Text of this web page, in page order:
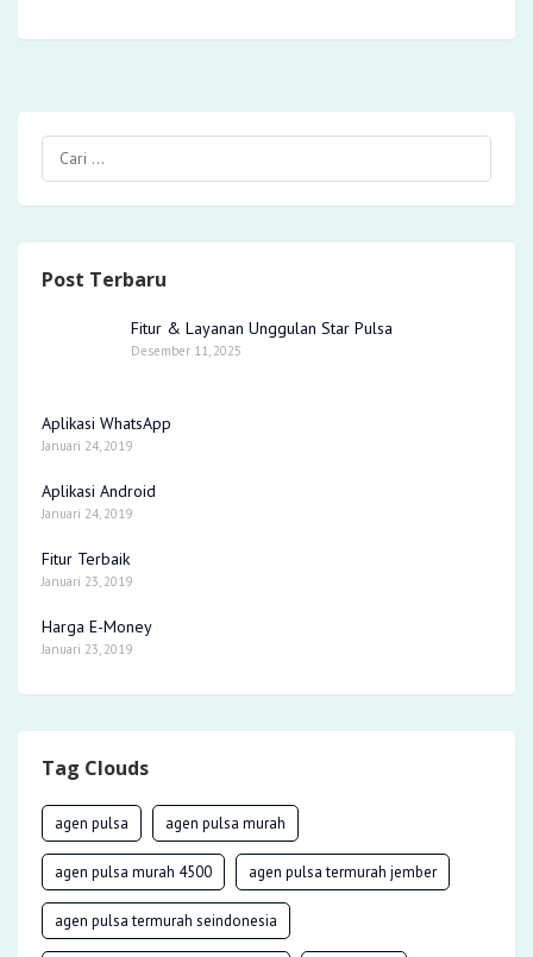
Post Terbaru
Fitur & Layanan Unggulan Star Pulsa
Desember 11, 2025
Aplikasi WhatsApp
Januari 24, 2019
Aplikasi Android
Januari 24, 2019
Fitur Terbaik
Januari 23, 2019
Harga E-Money
Januari 23, 2019
Tag Clouds
agen pulsa agen pulsa murah
agen pulsa murah 4500 agen pulsa termurah jember
agen pulsa termurah seindonesia